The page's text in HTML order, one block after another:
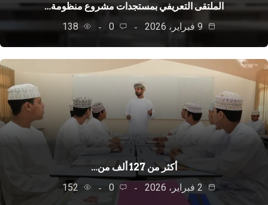
الملتقى التعريفي بمستجدات مشروع منظومة…
0
138
أكثر من 127 ألف من…
0
152